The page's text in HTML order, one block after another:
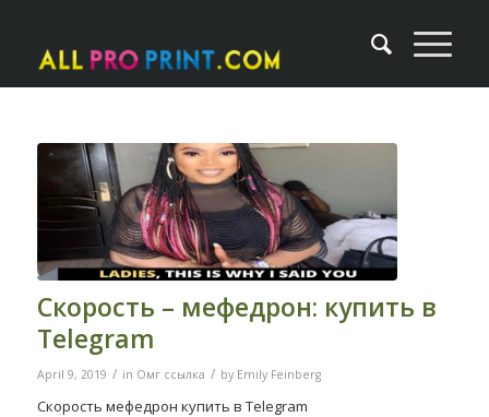
Скорость – мефедрон: купить в
Telegram
April 9, 2019 / in Омг ссылка / by Emily Feinberg
Скорость мефедрон купить в Telegram